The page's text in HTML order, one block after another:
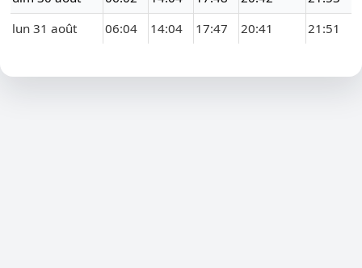
lun 31 août
06:04 14:04 17:47 20:41 21:51